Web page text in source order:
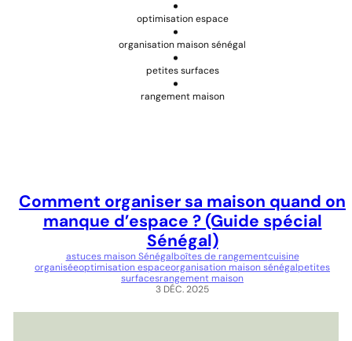
optimisation espace
organisation maison sénégal
petites surfaces
rangement maison
Comment organiser sa maison quand on
manque d’espace ? (Guide spécial
Sénégal)
astuces maison Sénégalboîtes de rangementcuisine
organiséeoptimisation espaceorganisation maison sénégalpetites
surfacesrangement maison
3 DÉC. 2025